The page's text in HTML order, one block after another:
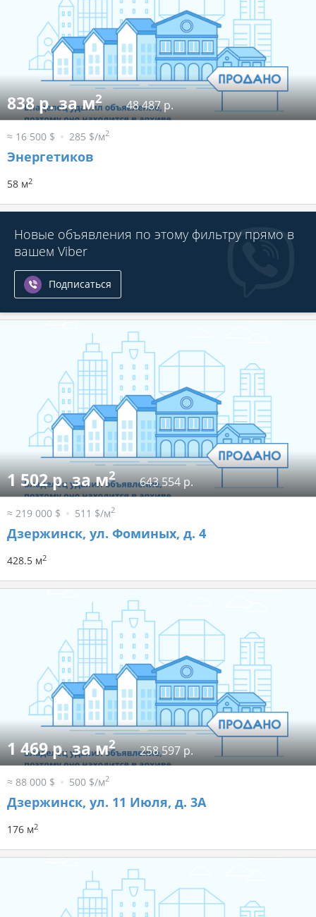
838 р. за м2 48 487 р.
≈ 16 500 $ 285 $/м2
Энергетиков
58 м2
Новые объявления по этому фильтру прямо в
вашем Viber
Подписаться
1 502 р. за м2 643 554 р.
≈ 219 000 $ 511 $/м2
Дзержинск, ул. Фоминых, д. 4
428.5 м2
1 469 р. за м2 258 597 р.
≈ 88 000 $ 500 $/м2
Дзержинск, ул. 11 Июля, д. 3А
176 м2